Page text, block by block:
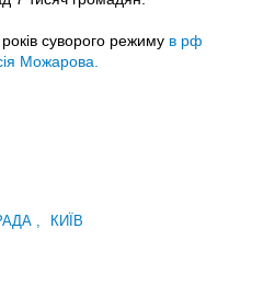
суворого режиму в рф
Можарова.
, КИЇВ